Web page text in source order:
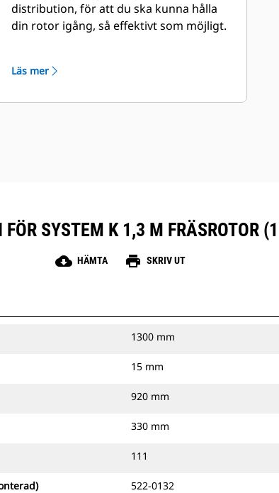
distribution, för att du ska kunna hålla
din rotor igång, så effektivt som möjligt.
Läs mer
FÖR SYSTEM K 1,3 M FRÄSROTOR
cloud_download HÄMTA print SKRIV UT
1300 mm
15 mm
920 mm
330 mm
111
522-0132